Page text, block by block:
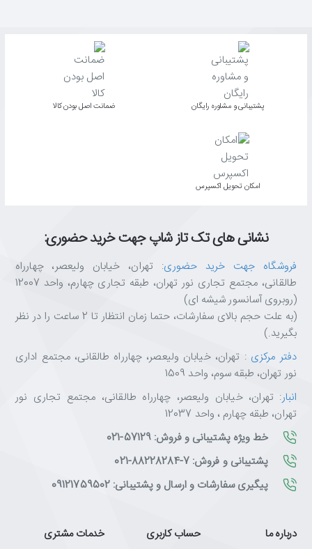
پشتیبانی و مشاوره رایگان ﺿﻤﺎﻧﺖ اﺻﻞ ﺑﻮدن ﮐﺎﻟﺎ
اﻣﮑﺎن ﺗﺤﻮﯾﻞ اﮐﺴﭙﺮس
نشانی های تک تاز شاپ جهت خرید حضوری:
فروشگاه جهت خرید حضوری: تهران، خیابان ولیعصر، چهارراه
طالقانی، مجتمع تجاری نور تهران، طبقه تجاری چهارم، واحد 12007
(روبروی آسانسور شیشه ای)
(به علت حجم بالای سفارشات، حتما زمان انتظار تا 2 ساعت را در نظر
بگیرید.)
دفتر مرکزی : تهران، خیابان ولیعصر، چهارراه طالقانی، مجتمع اداری
نور تهران، طبقه سوم، واحد 1509
انبار: تهران، خیابان ولیعصر، چهارراه طالقانی، مجتمع تجاری نور
تهران، طبقه چهارم ، واحد 12037
خط ویژه پشتیبانی و فروش: 57129-021
پشتیبانی و فروش: 7-88228284-021
پیگیری سفارشات و ارسال و پشتیبانی: 09121759502
درباره ما حساب کاربری خدمات مشتری